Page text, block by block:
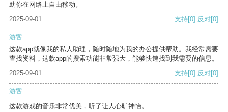
助你在网络上自由移动。
2025-09-01
支持[0] 反对[0]
游客
这款app就像我的私人助理，随时随地为我的办公提供帮助。我经常需要
查找资料，这款app的搜索功能非常强大，能够快速找到我需要的信息。
2025-09-01
支持[0] 反对[0]
游客
这款游戏的音乐非常优美，听了让人心旷神怡。